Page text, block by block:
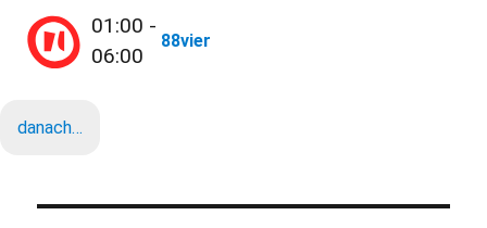
01:00 -
06:00
88vier
danach…